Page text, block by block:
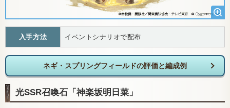
入手方法 イベントシナリオで配布
ネギ・スプリングフィールドの評価と編成例
光SSR召喚石「神楽坂明日菜」